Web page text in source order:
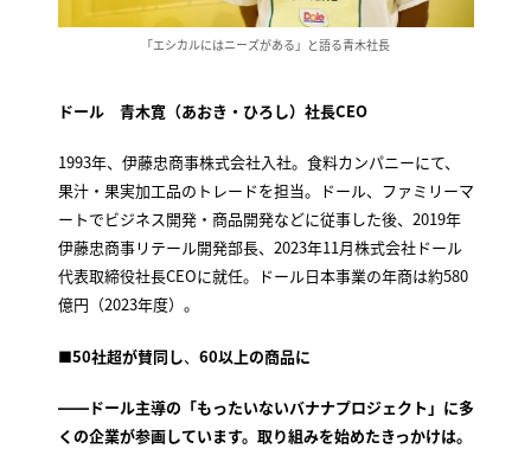
「エシカルにはニーズがある」と語る青木社長
ドール 青木寛（あおき・ひろし）社長CEO
1993年、伊藤忠商事株式会社入社。食料カンパニーにて、
果汁・果実加工品のトレードを担当。ドール、ファミリーマ
ートでビジネス開発・商品開発などに従事した後、2019年
伊藤忠商事リテール開発部長、2023年11月株式会社ドール
代表取締役社長CEOに就任。ドール日本事業の年商は約580
億円（2023年度）。
■50社超が賛同し、 60以上の商品に
――ドール主導の「もったいないバナナプロジェクト」に多
くの企業が参画しています。取り組みを始めたきっかけは。